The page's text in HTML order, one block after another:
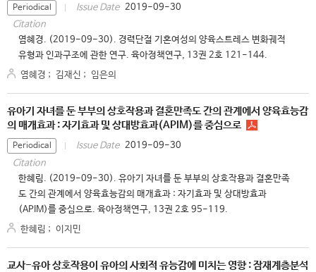
Periodical Issue Date 2019-09-30
Citation
염혜경. (2019-09-30). 경력단절 기혼여성의 양육스트레스 변화궤적
유형과 인과구조에 관한 연구. 육아정책연구, 13권 2호 121-144.
염혜경 ; 김재신 ; 임은의
유아기 자녀를 둔 부부의 상호작용과 결혼만족도 간의 관계에서 양육효능감
의 매개효과 : 자기효과 및 상대방효과(APIM)를 중심으로
Periodical Issue Date 2019-09-30
Citation
한혜림. (2019-09-30). 유아기 자녀를 둔 부부의 상호작용과 결혼만족
도 간의 관계에서 양육효능감의 매개효과 : 자기효과 및 상대방효과
(APIM)를 중심으로. 육아정책연구, 13권 2호 95-119.
한혜림 ; 이지민
교사-유아 상호작용이 유아의 사회적 유능감에 미치는 영향 : 잠재계층분석